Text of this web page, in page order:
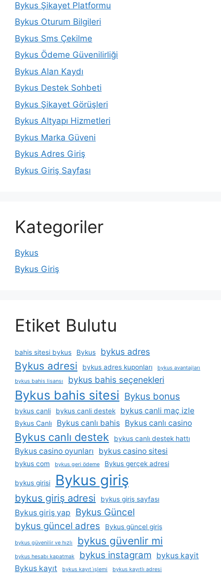
Bykus Şikayet Platformu
Bykus Oturum Bilgileri
Bykus Sms Çekilme
Bykus Ödeme Güvenilirliği
Bykus Alan Kaydı
Bykus Destek Sohbeti
Bykus Şikayet Görüşleri
Bykus Altyapı Hizmetleri
Bykus Marka Güveni
Bykus Adres Giriş
Bykus Giriş Sayfası
Kategoriler
Bykus
Bykus Giriş
Etiket Bulutu
bahis sitesi bykus Bykus bykus adres
Bykus adresi bykus adres kuponları bykus avantajları
bykus bahis lisansı bykus bahis seçenekleri
Bykus bahis sitesi Bykus bonus
bykus canli bykus canli destek bykus canli maç izle
Bykus Canlı Bykus canlı bahis Bykus canlı casino
Bykus canlı destek bykus canlı destek hattı
Bykus casino oyunları bykus casino sitesi
bykus com bykus geri ödeme Bykus gerçek adresi
bykus girisi Bykus giriş
bykus giriş adresi bykus giriş sayfası
Bykus giriş yap
Bykus Güncel
bykus güncel adres
Bykus güncel giriş
bykus güvenilir ve hızlı bykus güvenlir mi
bykus hesabı kapatmak bykus instagram
bykus kayit
Bykus kayıt
bykus kayıt i̇şlemi bykus kayıtlı adresi